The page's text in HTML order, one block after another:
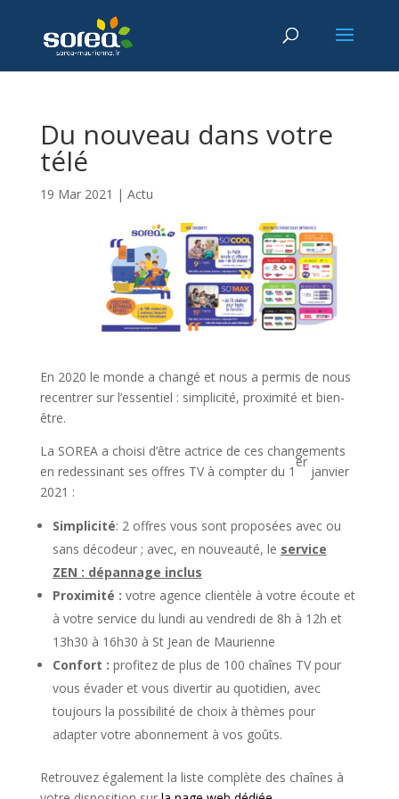
Du nouveau dans votre
télé
19 Mar 2021 | Actu
En 2020 le monde a changé et nous a permis de nous
recentrer sur l’essentiel : simplicité, proximité et bien-
être.
La SOREA a choisi d’être actrice de ces changements
en redessinant ses offres TV à compter du 1
er
janvier
2021 :
Simplicité: 2 offres vous sont proposées avec ou
sans décodeur ; avec, en nouveauté, le service
ZEN : dépannage inclus
Proximité : votre agence clientèle à votre écoute et
à votre service du lundi au vendredi de 8h à 12h et
13h30 à 16h30 à St Jean de Maurienne
Confort : profitez de plus de 100 chaînes TV pour
vous évader et vous divertir au quotidien, avec
toujours la possibilité de choix à thèmes pour
adapter votre abonnement à vos goûts.
Retrouvez également la liste complète des chaînes à